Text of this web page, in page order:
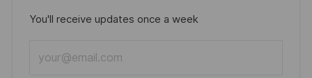
You'll receive updates once a week
Email